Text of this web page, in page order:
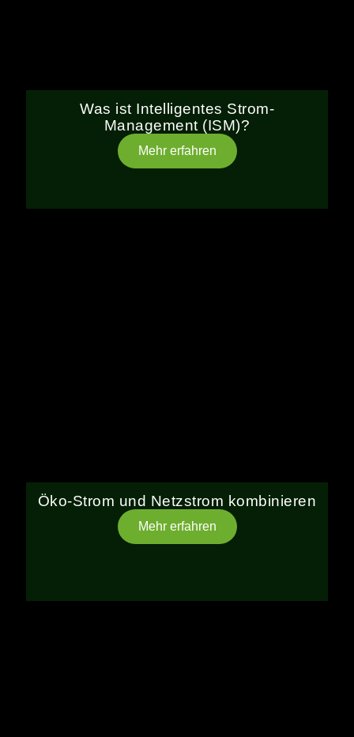
Was ist Intelligentes Strom-
Management (ISM)?
Mehr erfahren
Öko-Strom und Netzstrom kombinieren
Mehr erfahren